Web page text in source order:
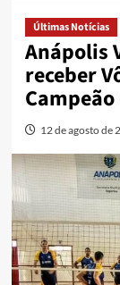
Últimas Notícias
Anápolis
receber
12 de agosto de